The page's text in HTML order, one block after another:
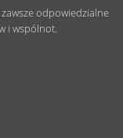
odpowiedzialne
i wspólnot.